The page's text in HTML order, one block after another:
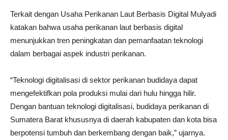
Terkait dengan Usaha Perikanan Laut Berbasis Digital Mulyadi
katakan bahwa usaha perikanan laut berbasis digital
menunjukkan tren peningkatan dan pemanfaatan teknologi
dalam berbagai aspek industri perikanan.
“Teknologi digitalisasi di sektor perikanan budidaya dapat
mengefektifkan pola produksi mulai dari hulu hingga hilir.
Dengan bantuan teknologi digitalisasi, budidaya perikanan di
Sumatera Barat khususnya di daerah kabupaten dan kota bisa
berpotensi tumbuh dan berkembang dengan baik,” ujarnya.